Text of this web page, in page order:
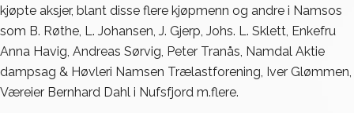
kjøpte aksjer, blant disse flere kjøpmenn og andre i Namsos
som B. Røthe, L. Johansen, J. Gjerp, Johs. L. Sklett, Enkefru
Anna Havig, Andreas Sørvig, Peter Tranås, Namdal Aktie
dampsag & Høvleri Namsen Trælastforening, Iver Glømmen,
Væreier Bernhard Dahl i Nufsfjord m.flere.